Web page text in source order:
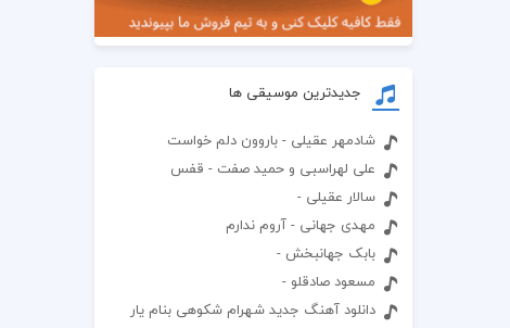
جدیدترین موسیقی ها
شادمهر عقیلی - باروون دلم خواست
علی لهراسبی و حمید صفت - قفس
سالار عقیلی -
مهدی جهانی - آروم ندارم
بابک جهانبخش -
مسعود صادقلو -
دانلود آهنگ جدید شهرام شکوهی بنام یار